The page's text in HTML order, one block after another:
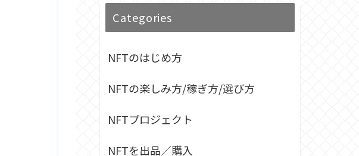
Categories
NFTのはじめ方
NFTの楽しみ方/稼ぎ方/選び方
NFTプロジェクト
NFTを出品／購入